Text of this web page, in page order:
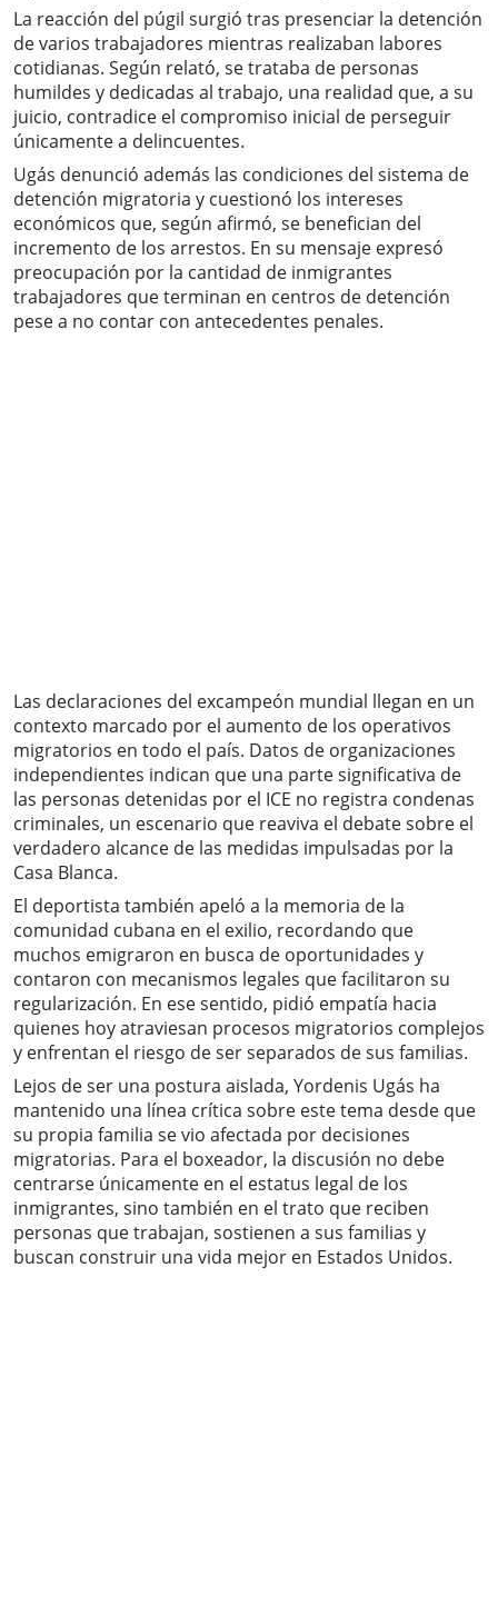
La reacción del púgil surgió tras presenciar la detención
de varios trabajadores mientras realizaban labores
cotidianas. Según relató, se trataba de personas
humildes y dedicadas al trabajo, una realidad que, a su
juicio, contradice el compromiso inicial de perseguir
únicamente a delincuentes.
Ugás denunció además las condiciones del sistema de
detención migratoria y cuestionó los intereses
económicos que, según afirmó, se benefician del
incremento de los arrestos. En su mensaje expresó
preocupación por la cantidad de inmigrantes
trabajadores que terminan en centros de detención
pese a no contar con antecedentes penales.
Las declaraciones del excampeón mundial llegan en un
contexto marcado por el aumento de los operativos
migratorios en todo el país. Datos de organizaciones
independientes indican que una parte significativa de
las personas detenidas por el ICE no registra condenas
criminales, un escenario que reaviva el debate sobre el
verdadero alcance de las medidas impulsadas por la
Casa Blanca.
El deportista también apeló a la memoria de la
comunidad cubana en el exilio, recordando que
muchos emigraron en busca de oportunidades y
contaron con mecanismos legales que facilitaron su
regularización. En ese sentido, pidió empatía hacia
quienes hoy atraviesan procesos migratorios complejos
y enfrentan el riesgo de ser separados de sus familias.
Lejos de ser una postura aislada, Yordenis Ugás ha
mantenido una línea crítica sobre este tema desde que
su propia familia se vio afectada por decisiones
migratorias. Para el boxeador, la discusión no debe
centrarse únicamente en el estatus legal de los
inmigrantes, sino también en el trato que reciben
personas que trabajan, sostienen a sus familias y
buscan construir una vida mejor en Estados Unidos.